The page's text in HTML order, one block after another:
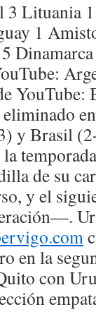
3 Lituania
1
YouTube:
y Brasil
de su
y el
en la
con